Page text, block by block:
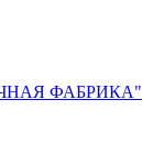
ФАБРИКА"